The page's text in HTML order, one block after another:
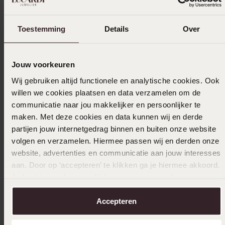
Toestemming Details Over
Jouw voorkeuren
Wij gebruiken altijd functionele en analytische cookies. Ook
willen we cookies plaatsen en data verzamelen om de
communicatie naar jou makkelijker en persoonlijker te
maken. Met deze cookies en data kunnen wij en derde
partijen jouw internetgedrag binnen en buiten onze website
volgen en verzamelen. Hiermee passen wij en derden onze
website, advertenties en communicatie aan jouw interesses
aan. Door op ‘accepteren’ te klikken ga je hiermee akkoord.
over in onscookiebeleid.
Accepteren
Ook leuk voor jou